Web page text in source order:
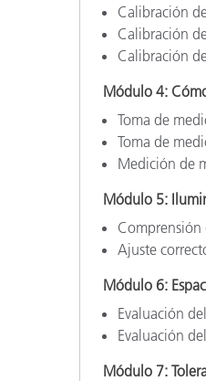
Calibración
Calibración
Calibración
Módulo 4:
Toma de
Toma de
Medición de
Módulo 5:
Comprensión
Ajuste
Módulo 6:
Evaluación
Evaluación
Módulo 7: